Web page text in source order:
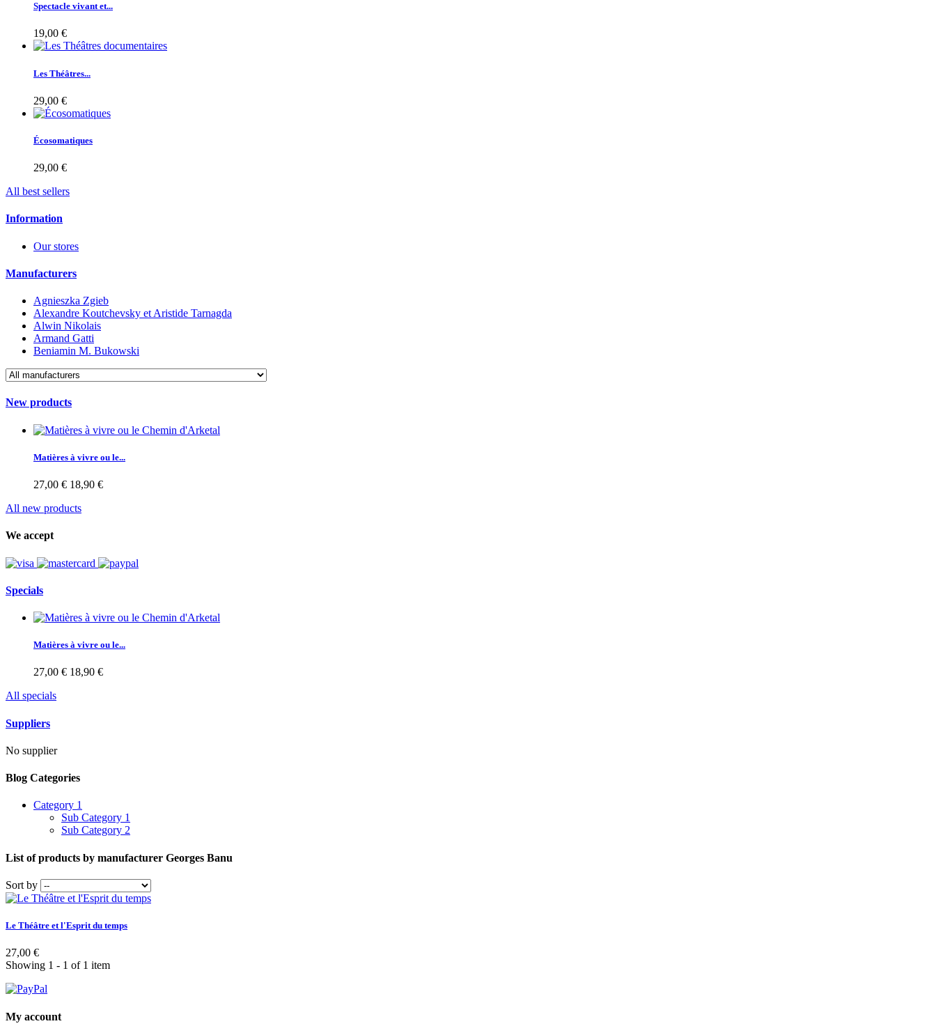
Spectacle vivant et...
19,00 €
Les Théâtres...
29,00 €
Écosomatiques
29,00 €
All best sellers
Information
Our stores
Manufacturers
Agnieszka Zgieb
Alexandre Koutchevsky et Aristide Tarnagda
Alwin Nikolais
Armand Gatti
Beniamin M. Bukowski
New products
Matières à vivre ou le...
27,00 € 18,90 €
All new products
We accept
Specials
Matières à vivre ou le...
27,00 € 18,90 €
All specials
Suppliers
No supplier
Blog Categories
Category 1
Sub Category 1
Sub Category 2
List of products by manufacturer Georges Banu
Sort by
Le Théâtre et l'Esprit du temps
27,00 €
Showing 1 - 1 of 1 item
My account